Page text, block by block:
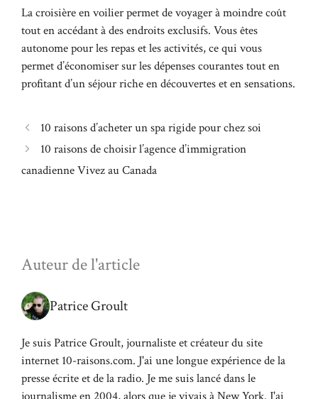
La croisière en voilier permet de voyager à moindre coût
tout en accédant à des endroits exclusifs. Vous êtes
autonome pour les repas et les activités, ce qui vous
permet d’économiser sur les dépenses courantes tout en
profitant d’un séjour riche en découvertes et en sensations.
10 raisons d’acheter un spa rigide pour chez soi
10 raisons de choisir l’agence d’immigration
canadienne Vivez au Canada
Auteur de l'article
Patrice Groult
Je suis Patrice Groult, journaliste et créateur du site
internet 10-raisons.com. J'ai une longue expérience de la
presse écrite et de la radio. Je me suis lancé dans le